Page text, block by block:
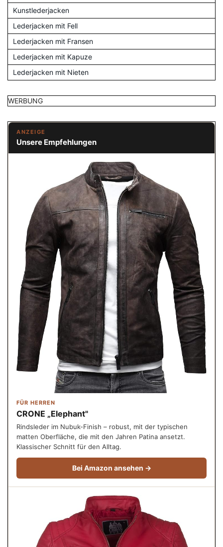
Kunstlederjacken
Lederjacken mit Fell
Lederjacken mit Fransen
Lederjacken mit Kapuze
Lederjacken mit Nieten
WERBUNG
ANZEIGE
Unsere Empfehlungen
FÜR HERREN
CRONE „Elephant"
Rindsleder im Nubuk-Finish – robust, mit der typischen
matten Oberfläche, die mit den Jahren Patina ansetzt.
Klassischer Schnitt für den Alltag.
Bei Amazon ansehen →